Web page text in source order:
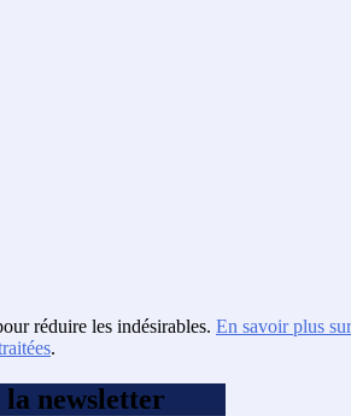
réduire les indésirables. En savoir plus
.
newsletter